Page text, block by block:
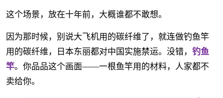
这个场景，放在十年前，大概谁都不敢想。
因为那时候，别说大飞机用的碳纤维了，就连做钓鱼竿
用的碳纤维，日本东丽都对中国实施禁运。没错， 钓鱼
竿。你品品这个画面——一根鱼竿用的材料，人家都不
卖给你。